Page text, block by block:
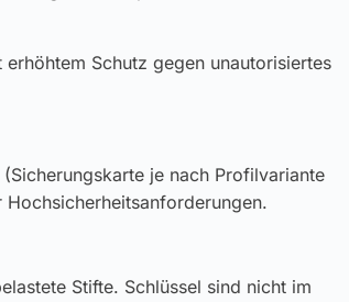
Schutz gegen unautorisiertes
je nach Profilvariante
Stifte. Schlüssel sind nicht im